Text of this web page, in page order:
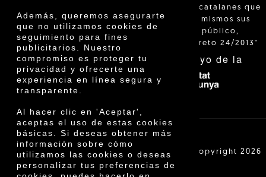
Además, queremos asegurarte
que no utilizamos cookies de
seguimiento para fines
publicitarios. Nuestro
compromiso es proteger tu
privacidad y ofrecerte una
experiencia en línea segura y
transparente.
Al hacer clic en 'Aceptar',
aceptas el uso de estas cookies
básicas. Si deseas obtener más
información sobre cómo
utilizamos las cookies o deseas
personalizar tus preferencias de
agricultores catalanes que
venden ellos mismos sus
productos al público,
según el Decreto 24/2013"
Con el apoyo de la
Cooperativa Agrícola de Cambrils SCCL | Copyright 2026